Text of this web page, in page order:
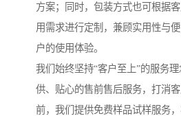
方案；同时，包装方式也可根据
用需求进行定制，兼顾实用性与
户的使用体验。
我们始终坚持“客户至上”的服务
供、贴心的售前售后服务，打消
前，我们提供免费样品试样服务